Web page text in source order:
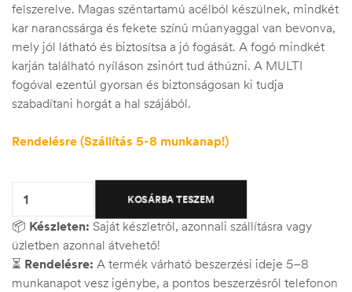
felszerelve. Magas széntartamú acélból készülnek, mindkét
kar narancssárga és fekete színű műanyaggal van bevonva,
mely jól látható és biztosítsa a jó fogását. A fogó mindkét
karján található nyíláson zsinórt tud áthúzni. A MULTI
fogóval ezentúl gyorsan és biztonságosan ki tudja
szabadítani horgát a hal szájából.
Rendelésre (Szállítás 5-8 munkanap!)
KOSÁRBA TESZEM
📦 Készleten: Saját készletről, azonnali szállításra vagy
üzletben azonnal átvehető!
⏳ Rendelésre: A termék várható beszerzési ideje 5–8
munkanapot vesz igénybe, a pontos beszerzésről telefonon